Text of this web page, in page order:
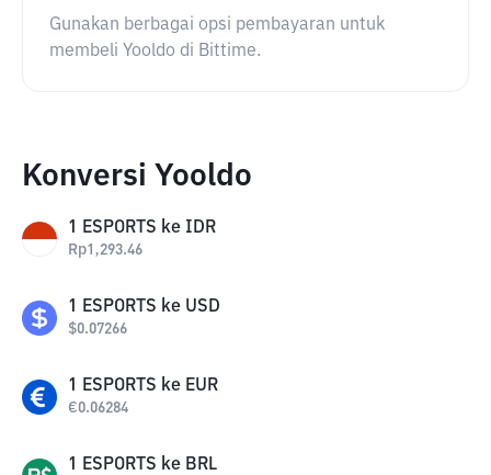
Gunakan berbagai opsi pembayaran untuk
membeli Yooldo di Bittime.
Konversi Yooldo
1 ESPORTS ke IDR
Rp1,293.46
1 ESPORTS ke USD
$0.07266
1 ESPORTS ke EUR
€0.06284
1 ESPORTS ke BRL